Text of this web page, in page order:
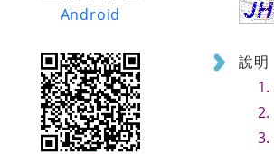
Android
說明